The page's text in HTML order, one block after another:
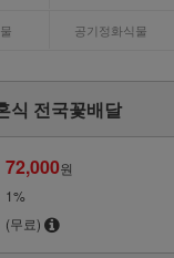
공기정화식물
식 전국꽃배달
72,000원
1%
(무료)